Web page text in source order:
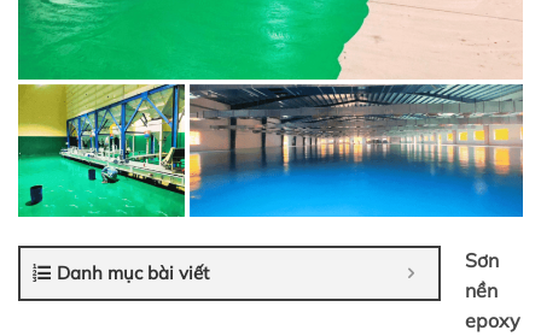
Danh mục bài viết
Sơn
nền
epoxy